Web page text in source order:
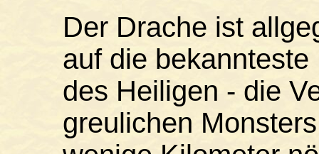
Der Drache ist
auf die
des Heiligen - die
greulichen